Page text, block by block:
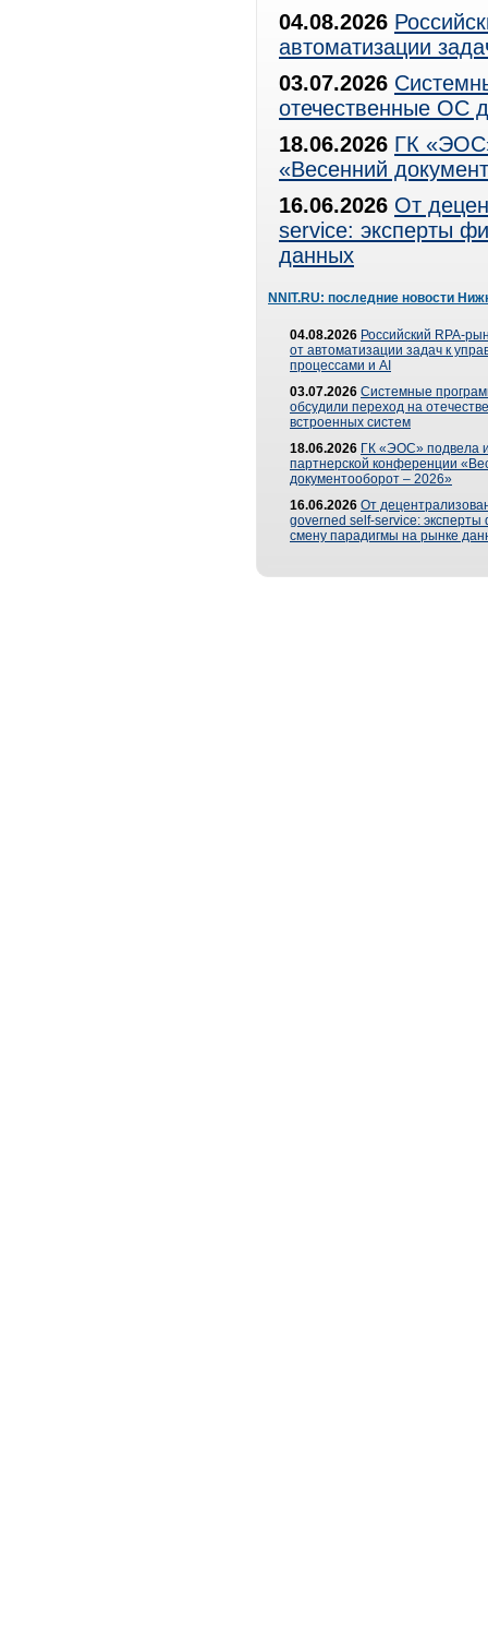
04.08.2026
автоматизации
03.07.2026
отечественные ОС
18.06.2026 ГК
«Весенний
16.06.2026 От
service: эксперты
данных
NNIT.RU: последние новости
04.08.2026 Российский RPA-
от автоматизации задач к
процессами и AI
03.07.2026 Системные
обсудили переход на
встроенных систем
18.06.2026 ГК «ЭОС» подвела
партнерской конференции
документооборот – 2026»
16.06.2026 От
governed self-service: эксперты
смену парадигмы на рынке